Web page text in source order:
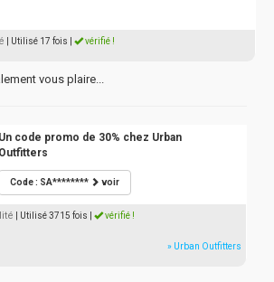
| Utilisé 17 fois vérifié !
vous plaire...
Un code promo de 30% chez Urban
Outfitters
Code : SA******** voir
| Utilisé 3715 fois vérifié !
» Urban Outfitters